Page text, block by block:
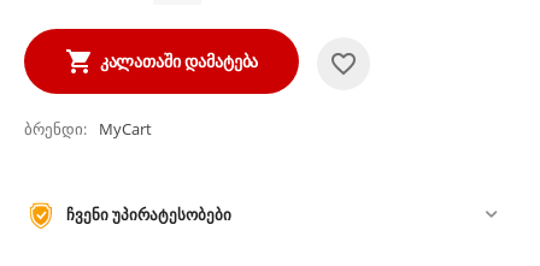
ᲙᲐᲚᲐᲗᲐᲨᲘ ᲓᲐᲛᲐᲢᲔᲑᲐ
ბრენდი MyCart
ჩვენი უპირატესობები